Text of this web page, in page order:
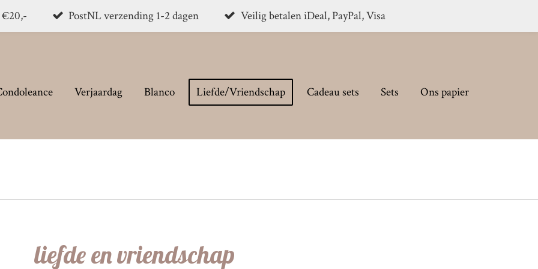
€20,- PostNL verzending 1-2 dagen Veilig betalen iDeal, PayPal, Visa
Verjaardag Blanco Liefde/Vriendschap Cadeau sets Sets
Ons papier
liefde en vriendschap